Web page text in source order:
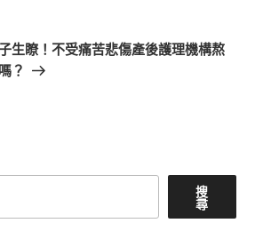
生瞭！不受痛苦悲傷產後護理機構熬
？
搜
尋